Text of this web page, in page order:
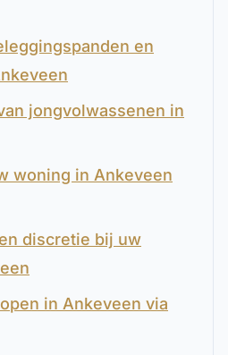
en
jongvolwassenen in
woning in Ankeveen
discretie bij uw
in Ankeveen via